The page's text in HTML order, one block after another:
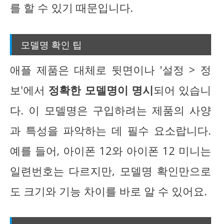
를 할 수 있기 때문입니다.
모델명 확인 팁
애플 제품은 대체로 뒷면이나 '설정 > 정
보'에서 정확한 모델명이 명시되어 있습니
다. 이 모델명은 구입하려는 제품의 사양
과 특성을 파악하는 데 필수 요소랍니다.
예를 들어, 아이폰 12와 아이폰 12 미니는
일련번호는 다르지만, 모델명 확인만으로
도 크기와 기능 차이를 바로 알 수 있어요.